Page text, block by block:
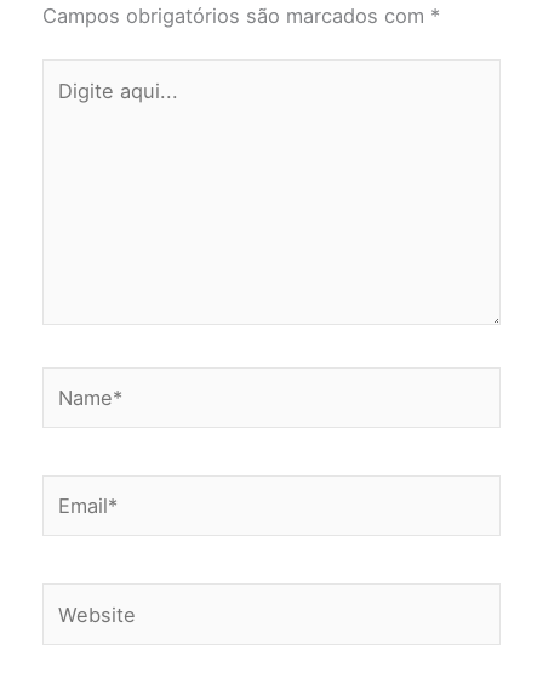
Campos obrigatórios são marcados com *
aqui...